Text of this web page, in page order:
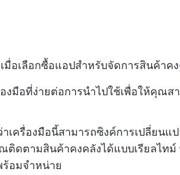
อเลือกซื้อแอปสำหรับจัดการสินค้าค
องมือที่ง่ายต่อการนำไปใช้เพื่อให้คุณส
เครื่องมือนี้สามารถซิงค์การเปลี่ยนแ
ติดตามสินค้าคงคลังได้แบบเรียลไทม์
อมจำหน่าย